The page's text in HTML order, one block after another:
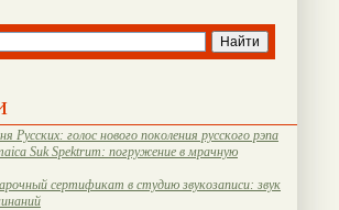
Русских: голос нового поколения русского рэпа
Suk Spektrum: погружение в мрачную
сертификат в студию звукозаписи: звук